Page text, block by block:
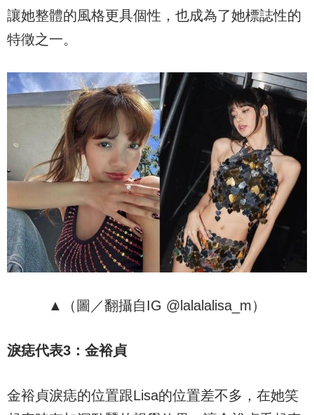
讓她整體的風格更具個性，也成為了她標誌性的
特徵之一。
▲（圖／翻攝自IG @lalalalisa_m）
淚痣代表3 ：金裕貞
金裕貞淚痣的位置跟Lisa的位置差不多，在她笑